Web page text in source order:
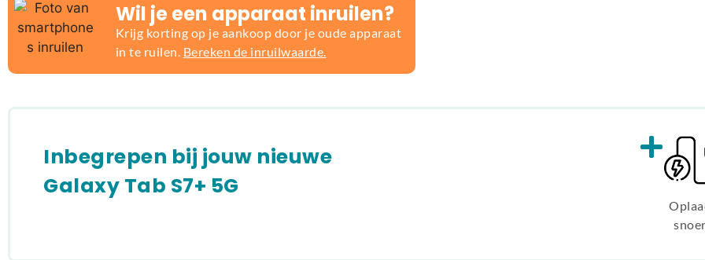
Wil je een apparaat inruilen?
Krijg korting op je aankoop door je oude apparaat
in te ruilen. Bereken de inruilwaarde.
Inbegrepen bij jouw nieuwe
Galaxy Tab S7+ 5G